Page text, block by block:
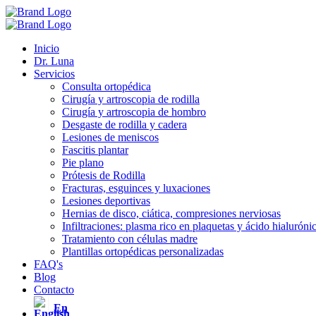
Inicio
Dr. Luna
Servicios
Consulta ortopédica
Cirugía y artroscopia de rodilla
Cirugía y artroscopia de hombro
Desgaste de rodilla y cadera
Lesiones de meniscos
Fascitis plantar
Pie plano
Prótesis de Rodilla
Fracturas, esguinces y luxaciones
Lesiones deportivas
Hernias de disco, ciática, compresiones nerviosas
Infiltraciones: plasma rico en plaquetas y ácido
Tratamiento con células madre
Plantillas ortopédicas personalizadas
FAQ's
Blog
Contacto
En